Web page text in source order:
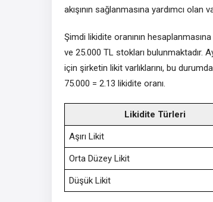
akışının sağlanmasına yardımcı olan
Şimdi likidite oranının
ve 25.000 TL stokları bulunmaktadır.
için şirketin likit varlıklarını, bu
75.000 = 2.13 likidite oranı.
Likidite Türleri
Aşırı Likit
Orta Düzey Likit
Düşük Likit